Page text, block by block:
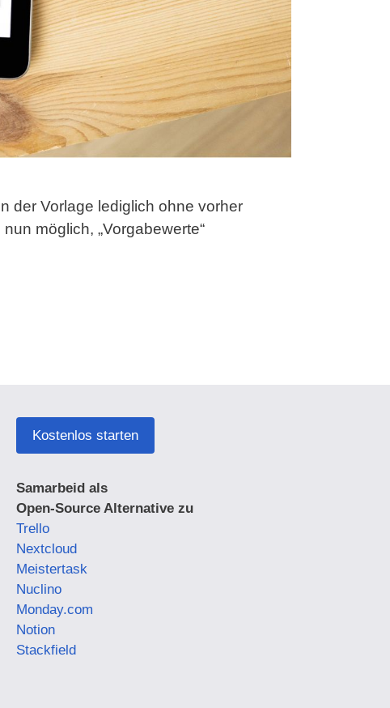
der Vorlage lediglich ohne vorher
möglich, „Vorgabewerte“
Kostenlos starten
Samarbeid als
Open-Source Alternative zu
Trello
Nextcloud
Meistertask
Nuclino
Monday.com
Notion
Stackfield